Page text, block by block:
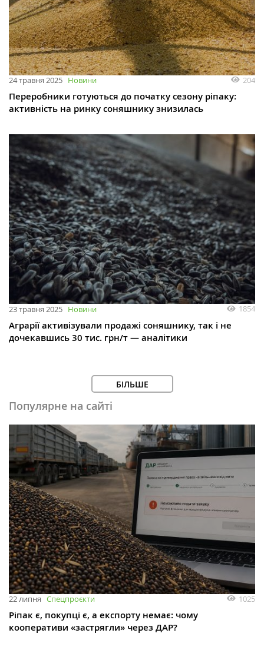
24 травня 2025 Новини 204
Переробники готуються до початку сезону ріпаку:
активність на ринку соняшнику знизилась
23 травня 2025 Новини 1854
Аграрії активізували продажі соняшнику, так і не
дочекавшись 30 тис. грн/т — аналітики
БІЛЬШЕ
Популярне на сайті
22 липня Спецпроєкти 1025
Ріпак є, покупці є, а експорту немає: чому
кооперативи «застрягли» через ДАР?